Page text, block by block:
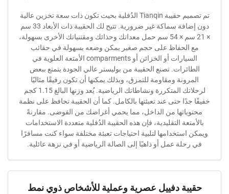
تم تصميم حقيبة Tianqin الدُفلية بحيث تكون ذات سعة تخزين عالية
دون إضافة سماكة غير ضرورية. تتيح لك الحقيبة ذات الأبعاد 33 سم
× 21 سم × 54 سم حمل معداتك وحذائك ومقتنياتك الأخرى بسهولة،
على حجم صغير يمكن وضعه بسهولة في حقائب
السيارات أو الخزائن أو comparments الأمتعة العلوية في
تصنع الحقيبة من بوليستر عالي الجودة يتمتع ببعض
ومقاومة للتمزق، وبذلك يمكنها أن تكون رفيقًا مثاليًا
لرحلاتك المتكررة ونشاطاتك الرياضية. يُعد وزنها البالغ 1.15 كجم
حتى عند تعبئتها بالكامل. كما أن الحقيبة تحافظ على نظمة
من الداخل، مما يحمي أغراضك من الفوضى. مقارنةً
التقليدية، فإن هذه الحقيبة الدُفلية متعددة الاستخدامات
لتلبية احتياجات تعبئة مختلفة سواء كنت مسافرًا
عمل أو ذاهبًا إلى الصالة الرياضية أو في نزهة عائلية.
دفييل عصرية وعملية للأشخاص ذوي نمط